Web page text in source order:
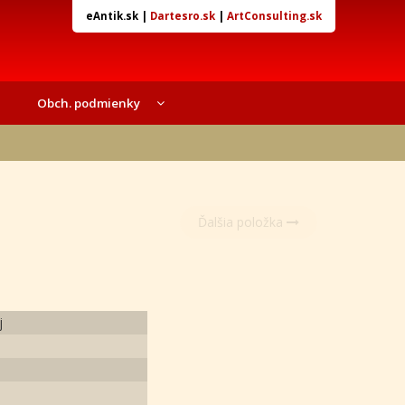
eAntik.sk| Dartesro.sk| ArtConsulting.sk
Obch. podmienky
Ďalšia položka